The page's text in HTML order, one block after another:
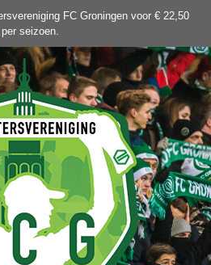
FC Groningen voor € 22,50
per seizoen.